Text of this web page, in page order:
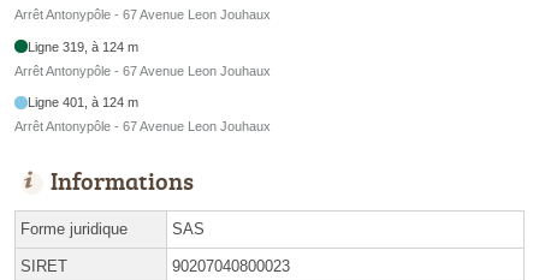
Arrêt Antonypôle - 67 Avenue Leon Jouhaux
Ligne 319, à 124 m
Arrêt Antonypôle - 67 Avenue Leon Jouhaux
Ligne 401, à 124 m
Arrêt Antonypôle - 67 Avenue Leon Jouhaux
Informations
Forme juridique SAS
SIRET 90207040800023